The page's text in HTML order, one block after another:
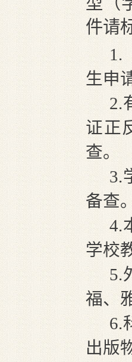
件请
1.
生申
2.
证正
查。
3.
备查
4.
学校
5.
福、
6.
出版